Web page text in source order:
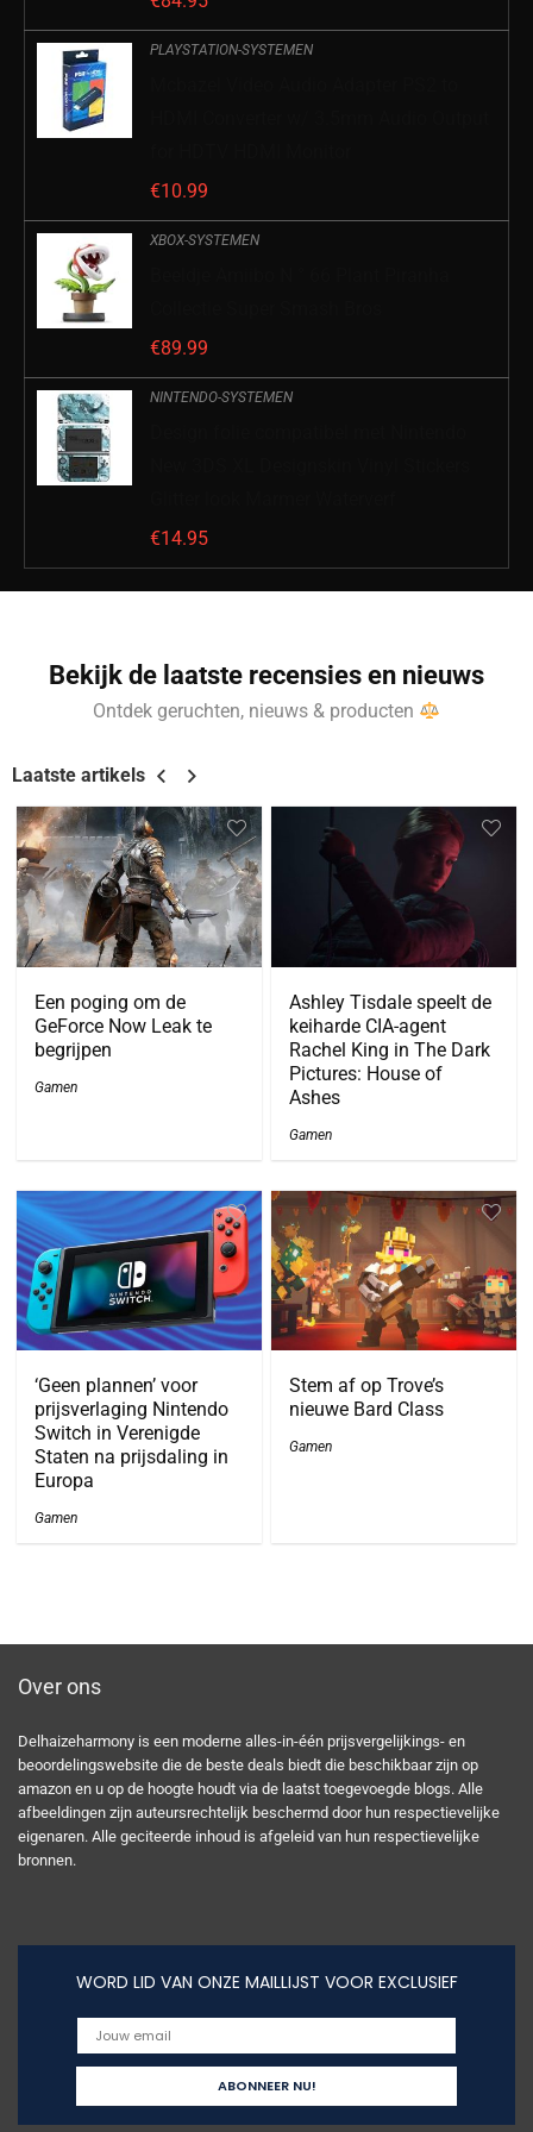
PLAYSTATION-SYSTEMEN
€10.99
XBOX-SYSTEMEN
€89.99
NINTENDO-SYSTEMEN
€14.95
Bekijk de laatste recensies en nieuws
Ontdek geruchten, nieuws & producten
Laatste artikels
Een poging om de
GeForce Now Leak te
begrijpen
Gamen
Ashley Tisdale speelt de
keiharde CIA-agent
Rachel King in The Dark
Pictures: House of
Ashes
Gamen
‘Geen plannen’ voor
prijsverlaging Nintendo
Switch in Verenigde
Staten na prijsdaling in
Europa
Gamen
Stem af op Trove’s
nieuwe Bard Class
Gamen
Over ons
Delhaizeharmony is een moderne alles-in-één prijsvergelijkings- en
beoordelingswebsite die de beste deals biedt die beschikbaar zijn op
amazon en u op de hoogte houdt via de laatst toegevoegde blogs. Alle
afbeeldingen zijn auteursrechtelijk beschermd door hun respectievelijke
eigenaren. Alle geciteerde inhoud is afgeleid van hun respectievelijke
bronnen.
WORD LID VAN ONZE MAILLIJST VOOR EXCLUSIEF